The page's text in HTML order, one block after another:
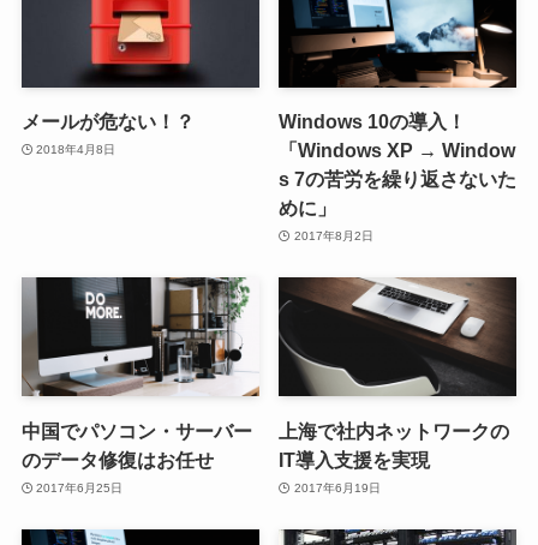
メールが危ない！？
2018年4月8日
Windows 10の導入！
「Windows XP → Window
s 7の苦労を繰り返さないた
めに」
2017年8月2日
中国でパソコン・サーバー
のデータ修復はお任せ
2017年6月25日
上海で社内ネットワークの
IT導入支援を実現
2017年6月19日